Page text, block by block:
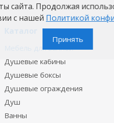
Мебель для ванной
Душевые кабины
Душевые боксы
Душевые ограждения
Душ
Ванны
сайта. Продолжая
с нашей Политикой
Принять